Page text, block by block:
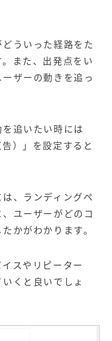
ういった経路をた
また、出発点をい
ザーの動きを追っ
追いたい時には
）」を設定すると
、 ランディングペ
ユーザーがどのコ
かがわかります。
スやリピーター
くと良いでしょ